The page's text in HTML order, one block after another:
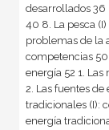
desarrollados 36
40 8. La pesca
problemas de la
competencias
energía 52 1.
2. Las fuentes de
tradicionales (I):
energía